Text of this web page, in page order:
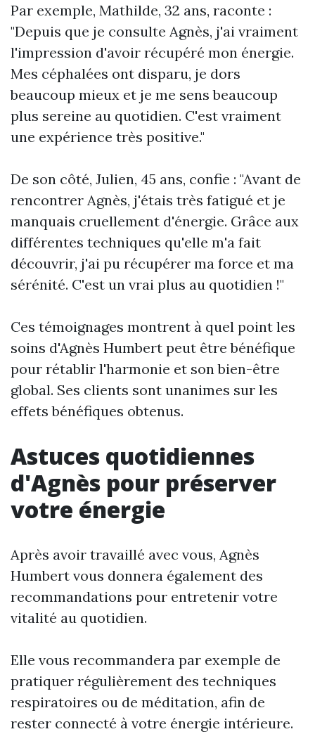
Par exemple, Mathilde, 32 ans, raconte :
"Depuis que je consulte Agnès, j'ai vraiment
l'impression d'avoir récupéré mon énergie.
Mes céphalées ont disparu, je dors
beaucoup mieux et je me sens beaucoup
plus sereine au quotidien. C'est vraiment
une expérience très positive."
De son côté, Julien, 45 ans, confie : "Avant de
rencontrer Agnès, j'étais très fatigué et je
manquais cruellement d'énergie. Grâce aux
différentes techniques qu'elle m'a fait
découvrir, j'ai pu récupérer ma force et ma
sérénité. C'est un vrai plus au quotidien !"
Ces témoignages montrent à quel point les
soins d'Agnès Humbert peut être bénéfique
pour rétablir l'harmonie et son bien-être
global. Ses clients sont unanimes sur les
effets bénéfiques obtenus.
Astuces quotidiennes
d'Agnès pour préserver
votre énergie
Après avoir travaillé avec vous, Agnès
Humbert vous donnera également des
recommandations pour entretenir votre
vitalité au quotidien.
Elle vous recommandera par exemple de
pratiquer régulièrement des techniques
respiratoires ou de méditation, afin de
rester connecté à votre énergie intérieure.